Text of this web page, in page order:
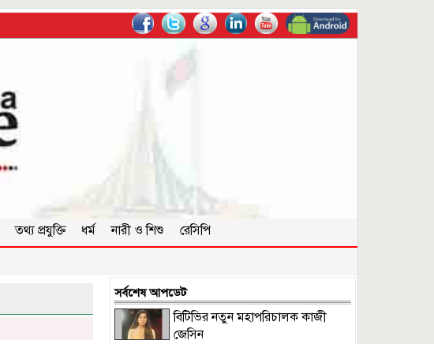
তথ্য প্রযুক্তি ধর্ম নারী ও শিশু
রেসিপি
সর্বশেষ আপডেট
বিটিভির নতুন মহাপরিচালক কাজী
জেসিন